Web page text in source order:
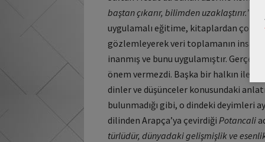
baştan çıkarır, bilimden uzaklaştırır.”
uygulamalı eğitime, kitaplardan çok
gözlemleyerek veri toplamanın
inanmış ve bunu uygulamıştır. Gerçek
önem vermezdi. Başka bir halkın ileri
dinler ve düşünceler konusundaki
bulunmadığı gibi, o dindeki deyimleri
dilinden Arapça’ya çevirdiği Potancali
türlüdür, dünyadaki gelişmişlik ve